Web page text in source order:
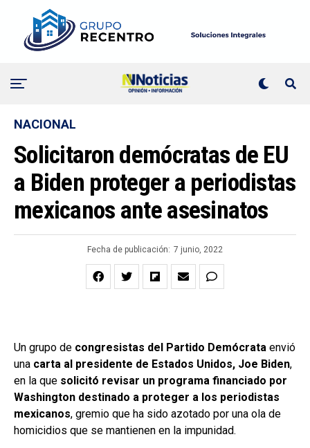
NACIONAL
Solicitaron demócratas de EU
a Biden proteger a periodistas
mexicanos ante asesinatos
Fecha de publicación: 7 junio, 2022
Un grupo de congresistas del Partido Demócrata envió
una carta al presidente de Estados Unidos, Joe Biden,
en la que solicitó revisar un programa financiado por
Washington destinado a proteger a los periodistas
mexicanos, gremio que ha sido azotado por una ola de
homicidios que se mantienen en la impunidad.